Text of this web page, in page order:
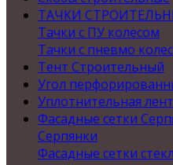
ТАЧКИ
Тачки с ПУ колесом
Тачки с пневмо
Тент Строительный
Угол
Уплотнительная
Фасадные сетки
Серпянки
Фасадные сетки